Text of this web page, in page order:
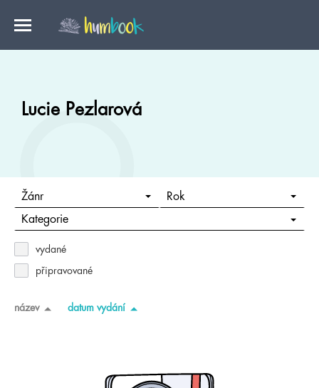
Lucie Pezlarová
Žánr Rok
Kategorie
vydané
připravované
název datum vydání